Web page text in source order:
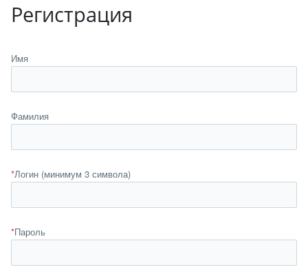
Регистрация
Имя
Фамилия
*Логин (минимум 3 символа)
*Пароль